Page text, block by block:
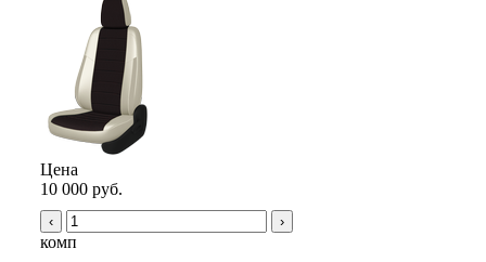
Цена
10 000 руб.
‹ ›
комп